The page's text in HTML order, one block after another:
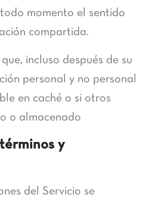
momento el sentido
compartida.
incluso después de su
personal y no personal
en caché o si otros
o almacenado
y
del Servicio se